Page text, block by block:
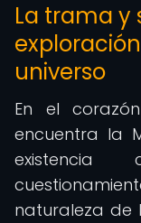
La trama y
universo
En el
encuentra la
existencia
naturaleza de